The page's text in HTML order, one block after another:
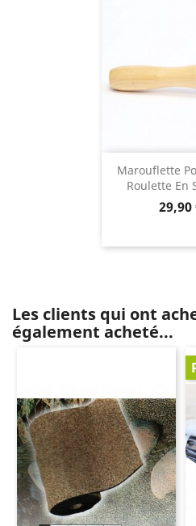
Marouflette
Roulette En
Prix
29,90
Les clients qui ont
également acheté...